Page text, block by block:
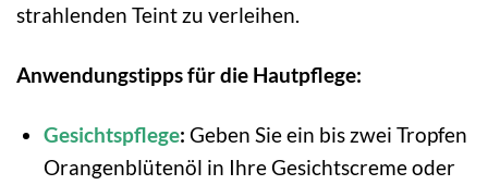
strahlenden Teint zu verleihen.
Anwendungstipps für die Hautpflege:
Gesichtspflege: Geben Sie ein bis zwei Tropfen
Orangenblütenöl in Ihre Gesichtscreme oder